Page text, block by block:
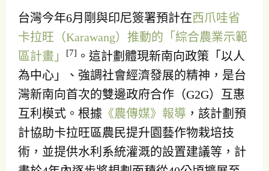
台灣今年6月剛與印尼簽署預計在西爪哇省
卡拉旺（Karawang）推動的「綜合農業示範
區計畫」
[7] 。這計劃體現新南向政策「以人
為中心」、強調社會經濟發展的精神，是台
灣新南向首次的雙邊政府合作（G2G）互惠
互利模式。根據 《農傳媒》報導 ，該計劃預
計協助卡拉旺區農民提升園藝作物栽培技
術，並提供水利系統灌溉的設置建議等，計